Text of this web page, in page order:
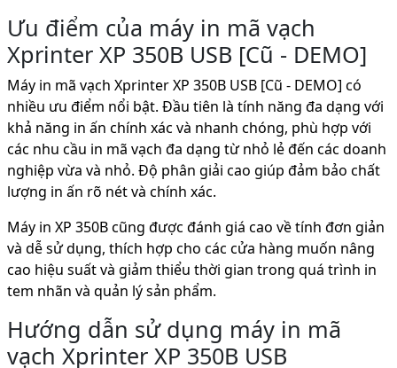
Ưu điểm của máy in mã vạch
Xprinter XP 350B USB [Cũ - DEMO]
Máy in mã vạch Xprinter XP 350B USB [Cũ - DEMO] có
nhiều ưu điểm nổi bật. Đầu tiên là tính năng đa dạng với
khả năng in ấn chính xác và nhanh chóng, phù hợp với
các nhu cầu in mã vạch đa dạng từ nhỏ lẻ đến các doanh
nghiệp vừa và nhỏ. Độ phân giải cao giúp đảm bảo chất
lượng in ấn rõ nét và chính xác.
Máy in XP 350B cũng được đánh giá cao về tính đơn giản
và dễ sử dụng, thích hợp cho các cửa hàng muốn nâng
cao hiệu suất và giảm thiểu thời gian trong quá trình in
tem nhãn và quản lý sản phẩm.
Hướng dẫn sử dụng máy in mã
vạch Xprinter XP 350B USB